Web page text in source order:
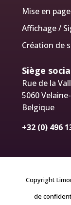
Mise en page
Affichage /
Création de
Siège
Rue de la
5060
Belgique
+32 (0) 496
Copyright
de